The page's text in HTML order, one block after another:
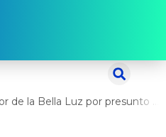
Fiscalía investiga a director de la Bella Luz por presunto abuso contra cantante Naldy Saldaña